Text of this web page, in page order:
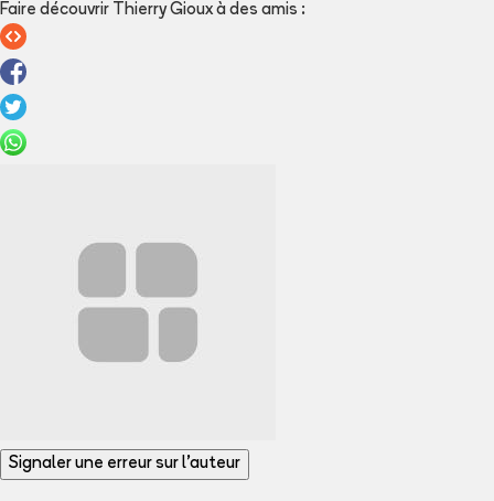
Faire découvrir Thierry Gioux à des amis :
Signaler une erreur sur l'auteur